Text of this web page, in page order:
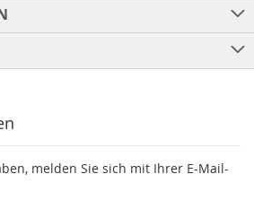
melden Sie sich mit Ihrer E-Mail-